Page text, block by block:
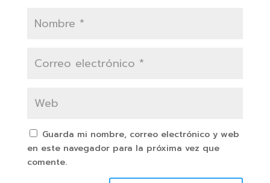
Guarda mi nombre, correo electrónico y web
en este navegador para la próxima vez que
comente.